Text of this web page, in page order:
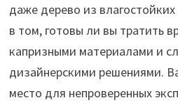
даже дерево из
в том, готовы ли вы тратить
капризными материалами и
дизайнерскими решениями.
место для непроверенных